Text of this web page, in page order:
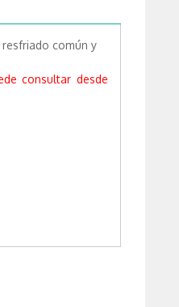
común y
consultar desde